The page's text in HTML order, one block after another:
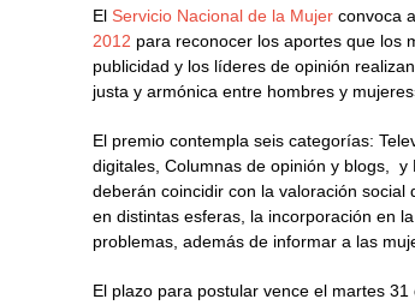
El Servicio Nacional de la Mujer convoca
2012 para reconocer los aportes que los
publicidad y los líderes de opinión
justa y armónica entre hombres y
El premio contempla seis categorías:
digitales, Columnas de opinión y blogs,
deberán coincidir con la valoración
en distintas esferas, la incorporación en
problemas, además de informar a las
El plazo para postular vence el martes